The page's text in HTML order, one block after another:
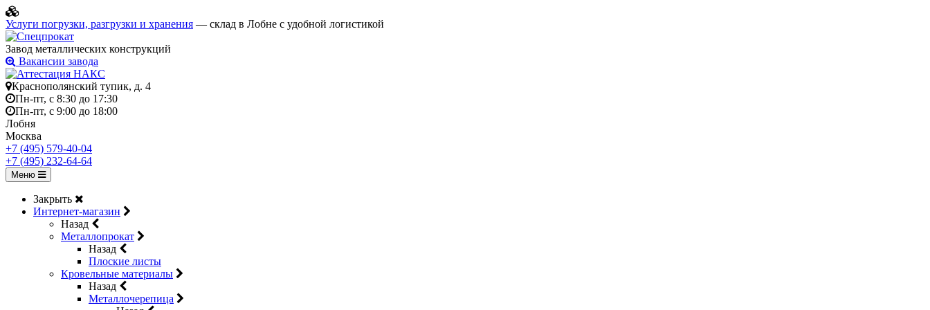
Услуги погрузки, разгрузки и хранения — склад в Лобне с удобной логистикой
Завод металлических конструкций
Вакансии завода
Краснополянский тупик, д. 4
Пн-пт, с 8:30 до 17:30
Пн-пт, с 9:00 до 18:00
Лобня
Москва
+7 (495) 579-40-04
+7 (495) 232-64-64
Меню
Закрыть
Интернет-магазин
Назад
Металлопрокат
Назад
Плоские листы
Кровельные материалы
Назад
Металлочерепица